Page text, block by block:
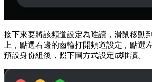
接下來要將該頻道設定為唯讀，滑鼠移動
上，點選右邊的齒輪打開頻道設定，點選
預設身份組後，照下圖方式設定成唯讀。